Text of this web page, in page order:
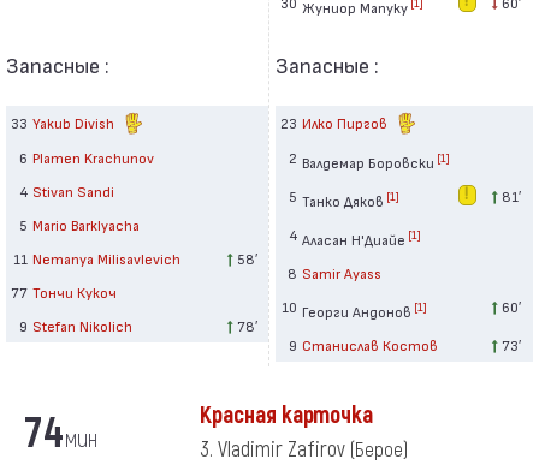
Запасные :
33 Yakub Divish
6 Plamen Krachunov
4 Stivan Sandi
5 Mario Barklyacha
11 Nemanya Milisavlevich
58′
77 Тончи Кукоч
9 Stefan Nikolich 78′
Жуниор Мапуку
Запасные :
23 Илко Пиргов
2 Валдемар Боровски [1]
5 Танко Дяков [1] 81′
4 Аласан Н'Диайе [1]
8 Samir Ayass
10 Георги Андонов [1] 60′
9 Станислав Костов 73′
74мин
Красная карточка
3. Vladimir Zafirov (Берое)